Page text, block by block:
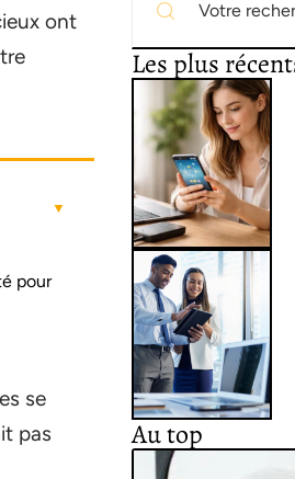
ont
pour
se
pas
Les plus
Au top